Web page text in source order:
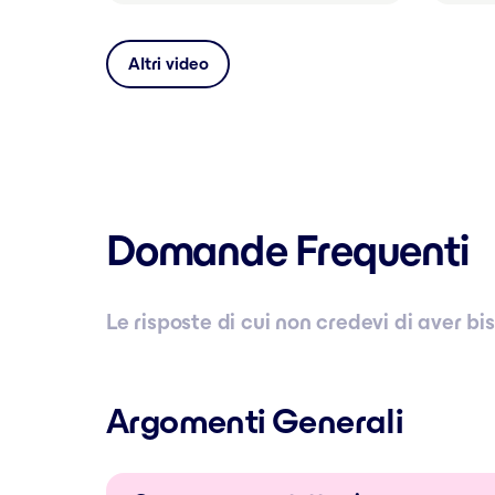
Altri video
Domande Frequenti
Le risposte di cui non credevi di aver
Argomenti Generali